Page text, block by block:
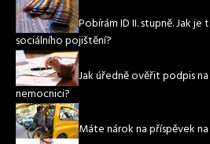
Pobírám ID II. stupně. Jak
sociálního pojištění?
Jak úředně ověřit podpis
nemocnici?
Máte nárok na příspěvek